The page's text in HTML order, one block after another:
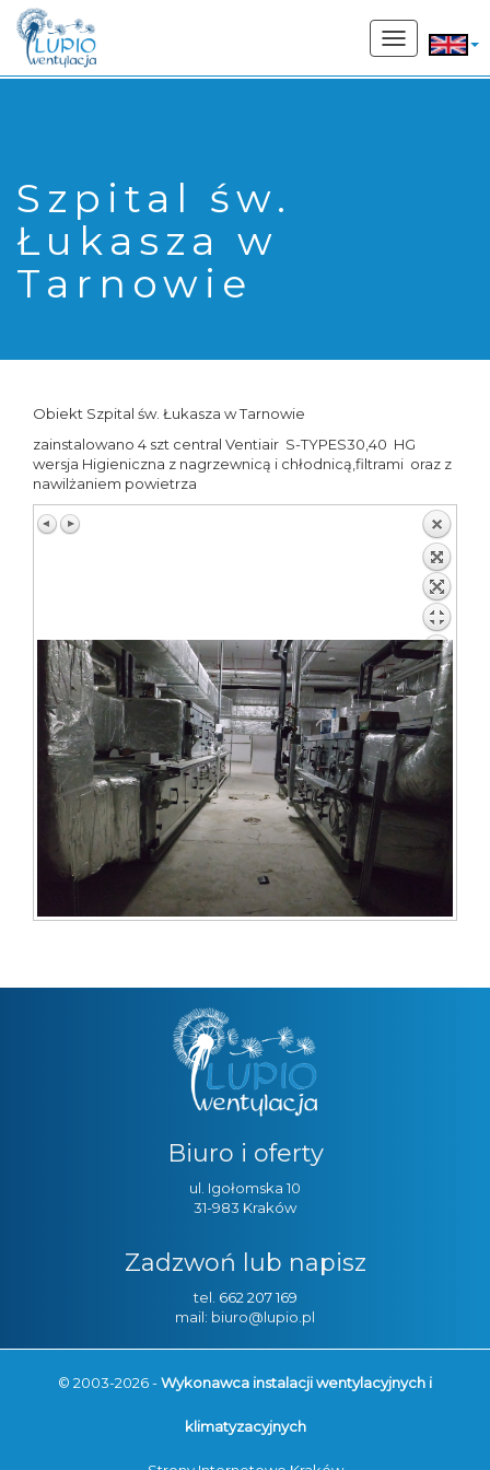
Toggle
navigation
Szpital św.
Łukasza w
Tarnowie
Obiekt Szpital św. Łukasza w Tarnowie
zainstalowano 4 szt central Ventiair S-TYPES30,40 HG
wersja Higieniczna z nagrzewnicą i chłodnicą,filtrami oraz z
nawilżaniem powietrza
Biuro i oferty
ul. Igołomska 10
31-983 Kraków
Zadzwoń lub napisz
tel. 662 207 169
mail: biuro@lupio.pl
© 2003-2026 -Wykonawca instalacji wentylacyjnych i
klimatyzacyjnych